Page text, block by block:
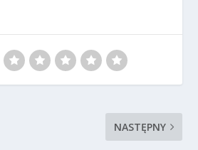
NASTĘPNY